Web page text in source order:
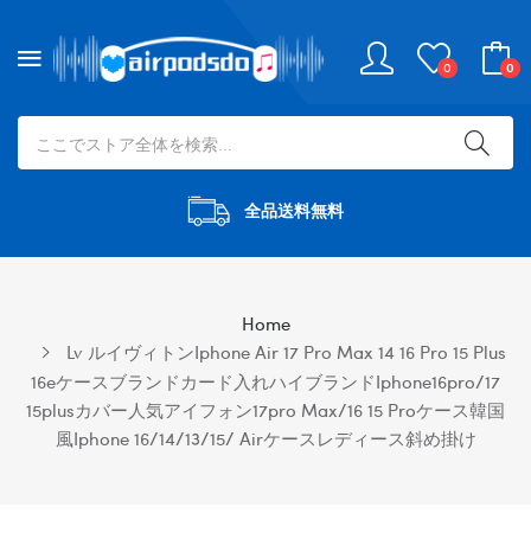
0 0
全品送料無料
Home
Lv ルイヴィトンiphone Air 17 Pro Max 14 16 Pro 15 Plus
16eケースブランドカード入れハイブランドiphone16pro/17
15plusカバー人気アイフォン17pro Max/16 15 Proケース韓国
風iphone 16/14/13/15/ Airケースレディース斜め掛け